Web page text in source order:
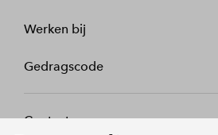
Werken bij
Gedragscode
Contact